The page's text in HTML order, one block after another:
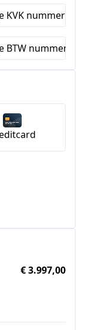
KVK nummer in
BTW nummer in
€ 3.997,00